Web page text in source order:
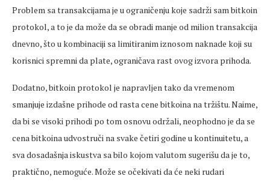
Problem sa transakcijama je u ograničenju koje sadrži sam bitkoin
protokol, a to je da može da se obradi manje od milion transakcija
dnevno, što u kombinaciji sa limitiranim iznosom naknade koji su
korisnici spremni da plate, ograničava rast ovog izvora prihoda.
Dodatno, bitkoin protokol je napravljen tako da vremenom
smanjuje izdašne prihode od rasta cene bitkoina na tržištu. Naime,
da bi se visoki prihodi po tom osnovu održali, neophodno je da se
cena bitkoina udvostruči na svake četiri godine u kontinuitetu, a
sva dosadašnja iskustva sa bilo kojom valutom sugerišu da je to,
praktično, nemoguće. Može se očekivati da će neki rudari